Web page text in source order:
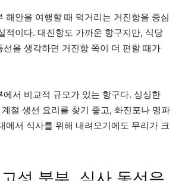
해안을 여행할 때 먹거리는 거진항을 중심
적이다. 대진항도 가까운 항구지만, 식당
선을 생각하면 거진항 쪽이 더 편할 때가
에서 비교적 규모가 있는 항구다. 싱싱한
절 생선 요리를 찾기 좋고, 화진포나 명파
에서 식사를 위해 내려오기에도 무리가 크